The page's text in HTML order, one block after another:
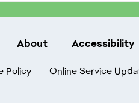
About Accessibility
Policy Online Service